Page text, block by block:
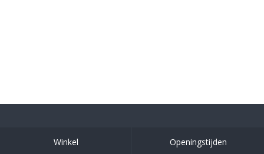
Winkel Openingstijden